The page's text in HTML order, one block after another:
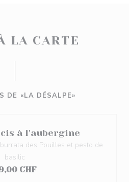
LA CARTE
DE «LA DÉSALPE»
à l'aubergine
des Pouilles et pesto de
basilic
CHF